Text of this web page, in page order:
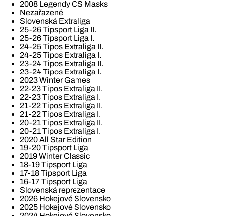
2008 Legendy CS Masks
Nezařazené
Slovenská Extraliga
25-26 Tipsport Liga II.
25-26 Tipsport Liga I.
24-25 Tipos Extraliga II.
24-25 Tipos Extraliga I.
23-24 Tipos Extraliga II.
23-24 Tipos Extraliga I.
2023 Winter Games
22-23 Tipos Extraliga II.
22-23 Tipos Extraliga I.
21-22 Tipos Extraliga II.
21-22 Tipos Extraliga I.
20-21 Tipos Extraliga II.
20-21 Tipos Extraliga I.
2020 All Star Edition
19-20 Tipsport Liga
2019 Winter Classic
18-19 Tipsport Liga
17-18 Tipsport Liga
16-17 Tipsport Liga
Slovenská reprezentace
2026 Hokejové Slovensko
2025 Hokejové Slovensko